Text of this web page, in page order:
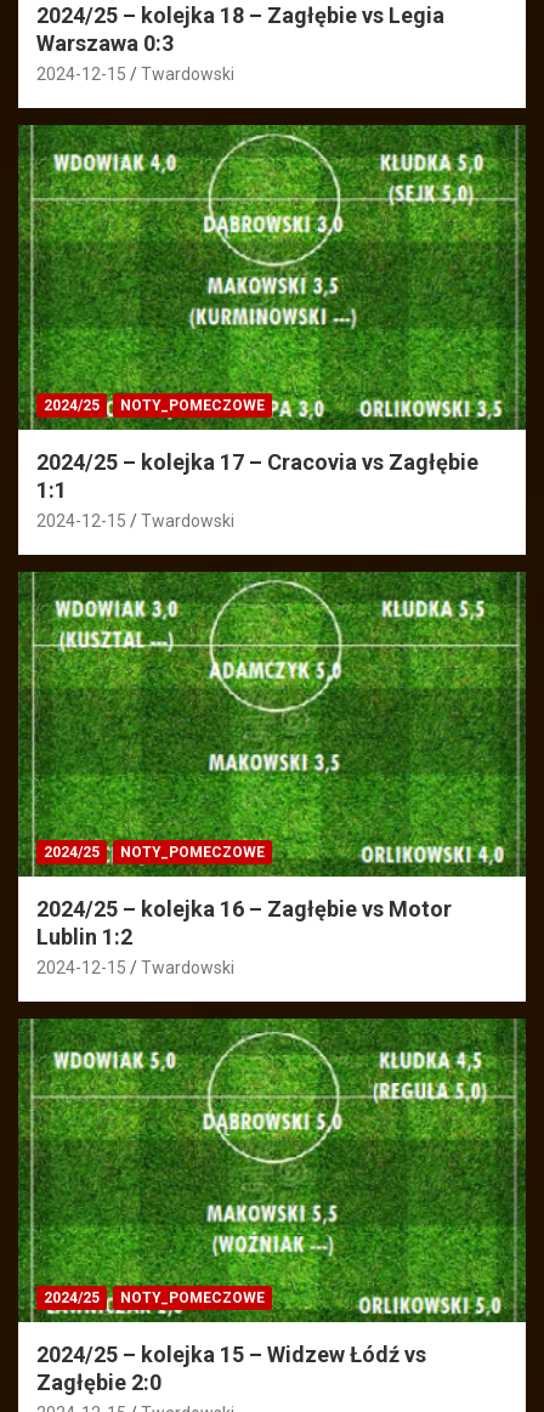
2024/25 – kolejka 18 – Zagłębie vs Legia
Warszawa 0:3
2024-12-15 Twardowski
2024/25 NOTY_POMECZOWE
2024/25 – kolejka 17 – Cracovia vs Zagłębie
1:1
2024-12-15 Twardowski
2024/25 NOTY_POMECZOWE
2024/25 – kolejka 16 – Zagłębie vs Motor
Lublin 1:2
2024-12-15 Twardowski
2024/25 NOTY_POMECZOWE
2024/25 – kolejka 15 – Widzew Łódź vs
Zagłębie 2:0